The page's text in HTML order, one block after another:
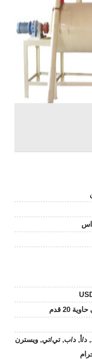
اس
20 قدم
د/أ, د/ب, تي/تي, ويسترن